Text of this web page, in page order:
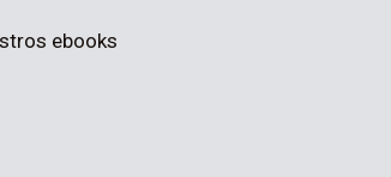
ebooks